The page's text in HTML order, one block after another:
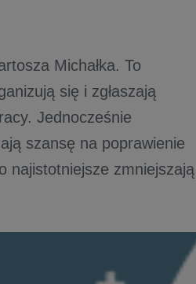
Michałka. To
się i zgłaszają
Jednocześnie
szansę na poprawienie
najistotniejsze zmniejszają